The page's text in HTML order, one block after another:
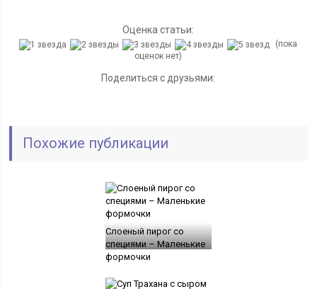
Оценка статьи:
(пока
оценок нет)
Поделиться с друзьями:
Похожие публикации
Слоеный пирог со
специями – Маленькие
формочки